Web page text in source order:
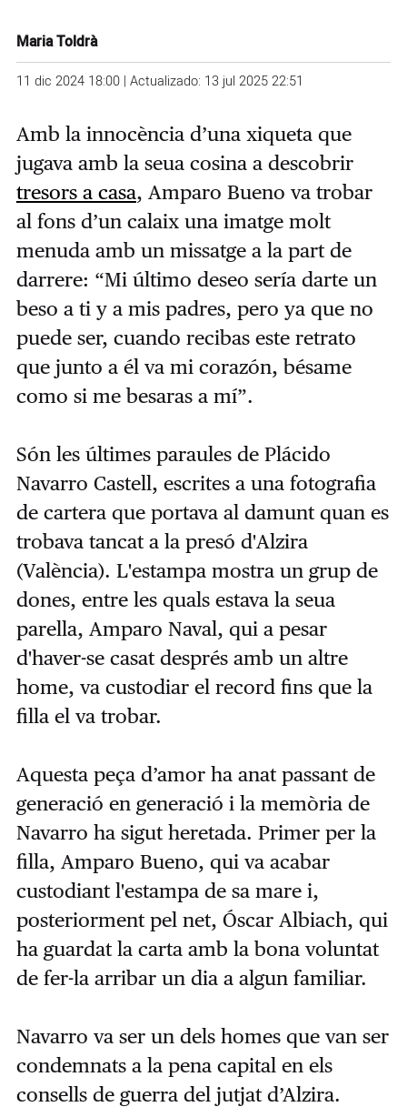
Maria Toldrà
11 dic 2024 18:00 | Actualizado: 13 jul 2025 22:51
Amb la innocència d’una xiqueta que
jugava amb la seua cosina a descobrir
tresors a casa, Amparo Bueno va trobar
al fons d’un calaix una imatge molt
menuda amb un missatge a la part de
darrere: “Mi último deseo sería darte un
beso a ti y a mis padres, pero ya que no
puede ser, cuando recibas este retrato
que junto a él va mi corazón, bésame
como si me besaras a mí”.
Són les últimes paraules de Plácido
Navarro Castell, escrites a una fotografia
de cartera que portava al damunt quan es
trobava tancat a la presó d'Alzira
(València). L'estampa mostra un grup de
dones, entre les quals estava la seua
parella, Amparo Naval, qui a pesar
d'haver-se casat després amb un altre
home, va custodiar el record fins que la
filla el va trobar.
Aquesta peça d’amor ha anat passant de
generació en generació i la memòria de
Navarro ha sigut heretada. Primer per la
filla, Amparo Bueno, qui va acabar
custodiant l'estampa de sa mare i,
posteriorment pel net, Óscar Albiach, qui
ha guardat la carta amb la bona voluntat
de fer-la arribar un dia a algun familiar.
Navarro va ser un dels homes que van ser
condemnats a la pena capital en els
consells de guerra del jutjat d’Alzira.